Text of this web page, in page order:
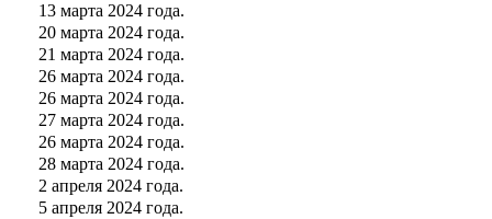
13 марта 2024 года.
20 марта 2024 года.
21 марта 2024 года.
26 марта 2024 года.
26 марта 2024 года.
27 марта 2024 года.
26 марта 2024 года.
28 марта 2024 года.
2 апреля 2024 года.
5 апреля 2024 года.